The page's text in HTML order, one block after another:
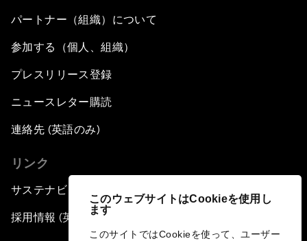
このウェブサイトはCookieを使用し
ます
このサイトではCookieを使って、ユーザー
パートナー（組織）について
参加する（個人、組織）
プレスリリース登録
ニュースレター購読
連絡先 (英語のみ)
リンク
サステナビリティへの取り組み
採用情報 (英語のみ)